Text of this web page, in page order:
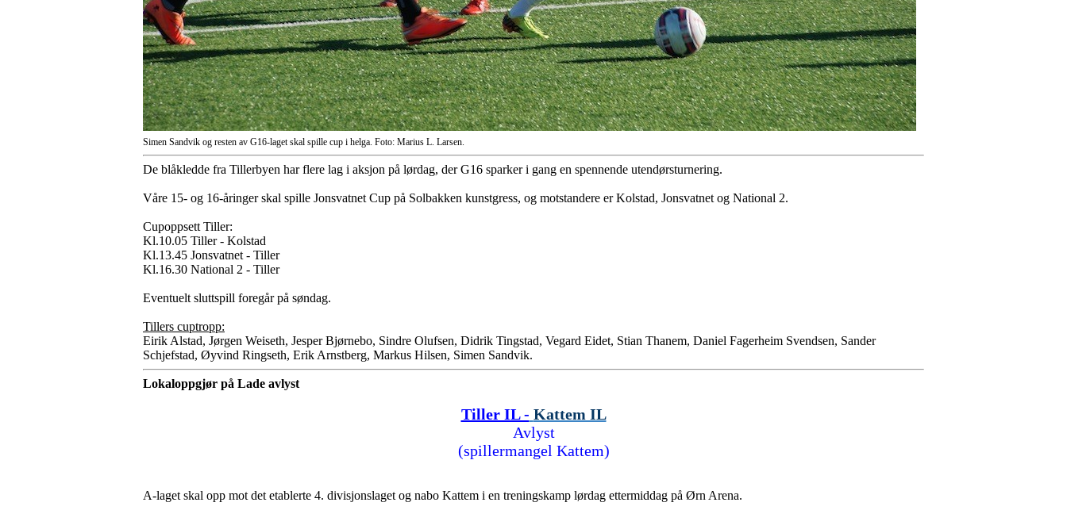
Simen Sandvik og resten av G16-laget skal spille cup i helga. Foto: Marius L. Larsen.
De blåkledde fra Tillerbyen har flere lag i aksjon på lørdag, der G16 sparker i gang en spennende utendørsturnering.
Våre 15- og 16-åringer skal spille Jonsvatnet Cup på Solbakken kunstgress, og motstandere er Kolstad, Jonsvatnet og National 2.
Cupoppsett Tiller:
Kl.10.05 Tiller - Kolstad
Kl.13.45 Jonsvatnet - Tiller
Kl.16.30 National 2 - Tiller
Eventuelt sluttspill foregår på søndag.
Tillers cuptropp:
Eirik Alstad, Jørgen Weiseth, Jesper Bjørnebo, Sindre Olufsen, Didrik Tingstad, Vegard Eidet, Stian Thanem, Daniel Fagerheim Svendsen, Sander
Schjefstad, Øyvind Ringseth, Erik Arnstberg, Markus Hilsen, Simen Sandvik.
Lokaloppgjør på Lade avlyst
Tiller IL - Kattem IL
Avlyst
(spillermangel Kattem)
A-laget skal opp mot det etablerte 4. divisjonslaget og nabo Kattem i en treningskamp lørdag ettermiddag på Ørn Arena.